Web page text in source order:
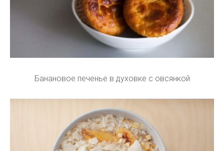
Банановое печенье в духовке с овсянкой